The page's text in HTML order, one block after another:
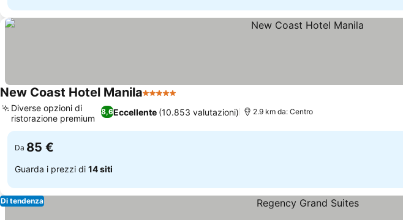
New Coast Hotel Manila5 Stelle
8,6Eccellente (10.853 valutazioni)
Diverse opzioni di
ristorazione premium
2.9 km da: Centro
Da 85 €
Guarda i prezzi di 14 siti
Di tendenza